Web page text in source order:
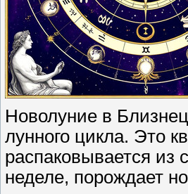
Новолуние в
лунного цикла. Это
распаковывается из
неделе, порождает